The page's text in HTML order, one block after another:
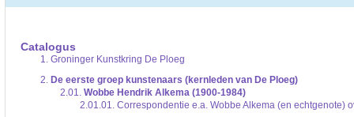
bevatten.
Bij het zoeken in de inventaris wordt de hiërarchie gevolgd. De rubrieken in
Catalogus
1.Groninger Kunstkring De Ploeg
2. De eerste groep kunstenaars (kernleden van De Ploeg)
2.01. Wobbe Hendrik Alkema (1900-1984)
2.01.01.Correspondentie e.a. Wobbe Alkema (en echtgenote)